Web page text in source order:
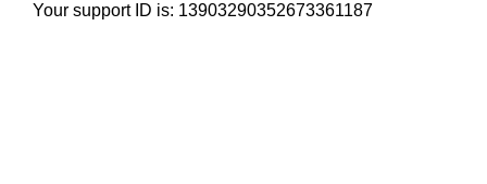
Your support ID is: 13903290352673361187